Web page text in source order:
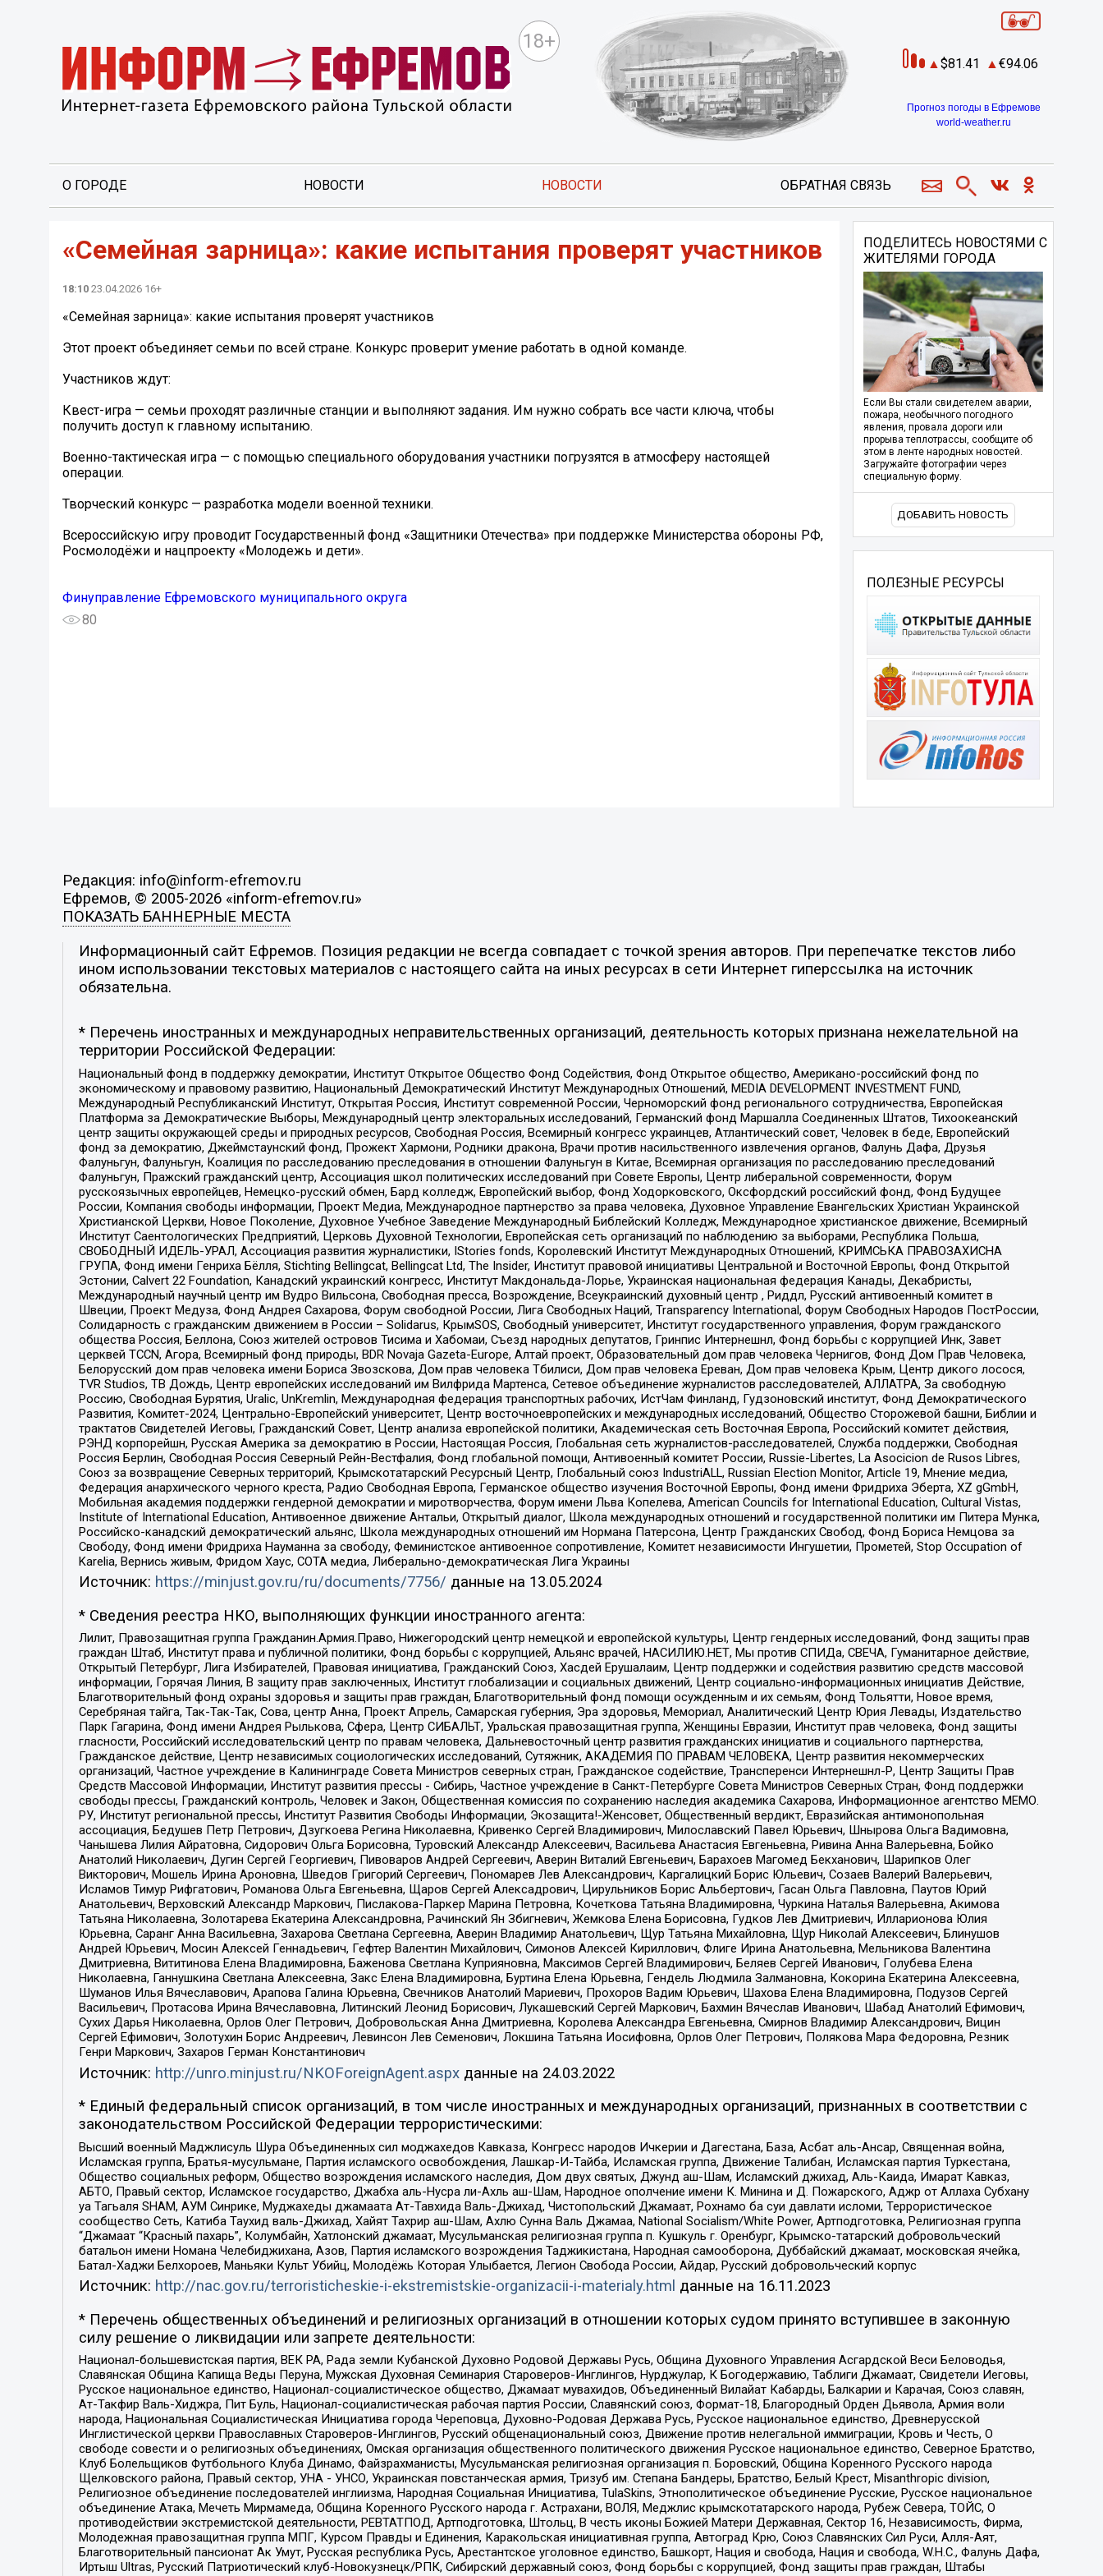
18+
81.41 94.06
Прогноз погоды в Ефремове
world-weather.ru
О ГОРОДЕ НОВОСТИ НОВОСТИ ОБРАТНАЯ СВЯЗЬ
«Семейная зарница»: какие испытания проверят участников
18:10 23.04.2026 16+
«Семейная зарница»: какие испытания проверят участников
Этот проект объединяет семьи по всей стране. Конкурс проверит умение работать в одной команде.
Участников ждут:
Квест-игра — семьи проходят различные станции и выполняют задания. Им нужно собрать все части ключа, чтобы
получить доступ к главному испытанию.
Военно-тактическая игра — с помощью специального оборудования участники погрузятся в атмосферу настоящей
операции.
Творческий конкурс — разработка модели военной техники.
Всероссийскую игру проводит Государственный фонд «Защитники Отечества» при поддержке Министерства обороны РФ,
Росмолодёжи и нацпроекту «Молодежь и дети».
Финуправление Ефремовского муниципального округа
80
ПОДЕЛИТЕСЬ НОВОСТЯМИ С
ЖИТЕЛЯМИ ГОРОДА
Если Вы стали свидетелем аварии,
пожара, необычного погодного
явления, провала дороги или
прорыва теплотрассы, сообщите об
этом в ленте народных новостей.
Загружайте фотографии через
специальную форму.
ДОБАВИТЬ НОВОСТЬ
ПОЛЕЗНЫЕ РЕСУРСЫ
Редакция: info@inform-efremov.ru
Ефремов, © 2005-2026 «inform-efremov.ru»
ПОКАЗАТЬ БАННЕРНЫЕ МЕСТА
Информационный сайт Ефремов. Позиция редакции не всегда совпадает с точкой зрения авторов. При перепечатке текстов либо
ином использовании текстовых материалов с настоящего сайта на иных ресурсах в сети Интернет гиперссылка на источник
обязательна.
* Перечень иностранных и международных неправительственных организаций, деятельность которых признана нежелательной на
территории Российской Федерации:
Национальный фонд в поддержку демократии, Институт Открытое Общество Фонд Содействия, Фонд Открытое общество, Американо-российский фонд по
экономическому и правовому развитию, Национальный Демократический Институт Международных Отношений, MEDIA DEVELOPMENT INVESTMENT FUND,
Международный Республиканский Институт, Открытая Россия, Институт современной России, Черноморский фонд регионального сотрудничества, Европейская
Платформа за Демократические Выборы, Международный центр электоральных исследований, Германский фонд Маршалла Соединенных Штатов, Тихоокеанский
центр защиты окружающей среды и природных ресурсов, Свободная Россия, Всемирный конгресс украинцев, Атлантический совет, Человек в беде, Европейский
фонд за демократию, Джеймстаунский фонд, Прожект Хармони, Родники дракона, Врачи против насильственного извлечения органов, Фалунь Дафа, Друзья
Фалуньгун, Фалуньгун, Коалиция по расследованию преследования в отношении Фалуньгун в Китае, Всемирная организация по расследованию преследований
Фалуньгун, Пражский гражданский центр, Ассоциация школ политических исследований при Совете Европы, Центр либеральной современности, Форум
русскоязычных европейцев, Немецко-русский обмен, Бард колледж, Европейский выбор, Фонд Ходорковского, Оксфордский российский фонд, Фонд Будущее
России, Компания свободы информации, Проект Медиа, Международное партнерство за права человека, Духовное Управление Евангельских Христиан Украинской
Христианской Церкви, Новое Поколение, Духовное Учебное Заведение Международный Библейский Колледж, Международное христианское движение, Всемирный
Институт Саентологических Предприятий, Церковь Духовной Технологии, Европейская сеть организаций по наблюдению за выборами, Республика Польша,
СВОБОДНЫЙ ИДЕЛЬ-УРАЛ, Ассоциация развития журналистики, IStories fonds, Королевский Институт Международных Отношений, КРИМСЬКА ПРАВОЗАХИСНА
ГРУПА, Фонд имени Генриха Бёлля, Stichting Bellingcat, Bellingcat Ltd, The Insider, Институт правовой инициативы Центральной и Восточной Европы, Фонд Открытой
Эстонии, Calvert 22 Foundation, Канадский украинский конгресс, Институт Макдональда-Лорье, Украинская национальная федерация Канады, Декабристы,
Международный научный центр им Вудро Вильсона, Свободная пресса, Возрождение, Всеукраинский духовный центр , Риддл, Русский антивоенный комитет в
Швеции, Проект Медуза, Фонд Андрея Сахарова, Форум свободной России, Лига Свободных Наций, Transparеncy International, Форум Свободных Народов ПостРоссии,
Солидарность с гражданским движением в России – Solidarus, КрымSOS, Свободный университет, Институт государственного управления, Форум гражданского
общества Россия, Беллона, Союз жителей островов Тисима и Хабомаи, Съезд народных депутатов, Гринпис Интернешнл, Фонд борьбы с коррупцией Инк, Завет
церквей TCCN, Агора, Всемирный фонд природы, BDR Novaja Gazeta-Europe, Алтай проект, Образовательный дом прав человека Чернигов, Фонд Дом Прав Человека,
Белорусский дом прав человека имени Бориса Звозскова, Дом прав человека Тбилиси, Дом прав человека Ереван, Дом прав человека Крым, Центр дикого лосося,
TVR Studios, ТВ Дождь, Центр европейских исследований им Вилфрида Мартенса, Сетевое объединение журналистов расследователей, АЛЛАТРА, За свободную
Россию, Свободная Бурятия, Uralic, UnKremlin, Международная федерация транспортных рабочих, ИстЧам Финланд, Гудзоновский институт, Фонд Демократического
Развития, Комитет-2024, Центрально-Европейский университет, Центр восточноевропейских и международных исследований, Общество Сторожевой башни, Библии и
трактатов Свидетелей Иеговы, Гражданский Совет, Центр анализа европейской политики, Академическая сеть Восточная Европа, Российский комитет действия,
РЭНД корпорейшн, Русская Америка за демократию в России, Настоящая Россия, Глобальная сеть журналистов-расследователей, Служба поддержки, Свободная
Россия Берлин, Свободная Россия Северный Рейн-Вестфалия, Фонд глобальной помощи, Антивоенный комитет России, Russie-Libertes, La Asocicion de Rusos Libres,
Союз за возвращение Северных территорий, Крымскотатарский Ресурсный Центр, Глобальный союз IndustriALL, Russian Election Monitor, Article 19, Мнение медиа,
Федерация анархического черного креста, Радио Свободная Европа, Германское общество изучения Восточной Европы, Фонд имени Фридриха Эберта, XZ gGmbH,
Мобильная академия поддержки гендерной демократии и миротворчества, Форум имени Льва Копелева, American Councils for International Education, Cultural Vistas,
Institute of International Education, Антивоенное движение Антальи, Открытый диалог, Школа международных отношений и государственной политики им Питера Мунка,
Российско-канадский демократический альянс, Школа международных отношений им Нормана Патерсона, Центр Гражданских Свобод, Фонд Бориса Немцова за
Свободу, Фонд имени Фридриха Науманна за свободу, Феминистское антивоенное сопротивление, Комитет независимости Ингушетии, Прометей, Stop Occupation of
Karelia, Вернись живым, Фридом Хаус, СОТА медиа, Либерально-демократическая Лига Украины
Источник: https://minjust.gov.ru/ru/documents/7756/ данные на 13.05.2024
* Сведения реестра НКО, выполняющих функции иностранного агента:
Лилит, Правозащитная группа Гражданин.Армия.Право, Нижегородский центр немецкой и европейской культуры, Центр гендерных исследований, Фонд защиты прав
граждан Штаб, Институт права и публичной политики, Фонд борьбы с коррупцией, Альянс врачей, НАСИЛИЮ.НЕТ, Мы против СПИДа, СВЕЧА, Гуманитарное действие,
Открытый Петербург, Лига Избирателей, Правовая инициатива, Гражданский Союз, Хасдей Ерушалаим, Центр поддержки и содействия развитию средств массовой
информации, Горячая Линия, В защиту прав заключенных, Институт глобализации и социальных движений, Центр социально-информационных инициатив Действие,
Благотворительный фонд охраны здоровья и защиты прав граждан, Благотворительный фонд помощи осужденным и их семьям, Фонд Тольятти, Новое время,
Серебряная тайга, Так-Так-Так, Сова, центр Анна, Проект Апрель, Самарская губерния, Эра здоровья, Мемориал, Аналитический Центр Юрия Левады, Издательство
Парк Гагарина, Фонд имени Андрея Рылькова, Сфера, Центр СИБАЛЬТ, Уральская правозащитная группа, Женщины Евразии, Институт прав человека, Фонд защиты
гласности, Российский исследовательский центр по правам человека, Дальневосточный центр развития гражданских инициатив и социального партнерства,
Гражданское действие, Центр независимых социологических исследований, Сутяжник, АКАДЕМИЯ ПО ПРАВАМ ЧЕЛОВЕКА, Центр развития некоммерческих
организаций, Частное учреждение в Калининграде Совета Министров северных стран, Гражданское содействие, Трансперенси Интернешнл-Р, Центр Защиты Прав
Средств Массовой Информации, Институт развития прессы - Сибирь, Частное учреждение в Санкт-Петербурге Совета Министров Северных Стран, Фонд поддержки
свободы прессы, Гражданский контроль, Человек и Закон, Общественная комиссия по сохранению наследия академика Сахарова, Информационное агентство МЕМО.
РУ, Институт региональной прессы, Институт Развития Свободы Информации, Экозащита!-Женсовет, Общественный вердикт, Евразийская антимонопольная
ассоциация, Бедушев Петр Петрович, Дзугкоева Регина Николаевна, Кривенко Сергей Владимирович, Милославский Павел Юрьевич, Шнырова Ольга Вадимовна,
Чанышева Лилия Айратовна, Сидорович Ольга Борисовна, Туровский Александр Алексеевич, Васильева Анастасия Евгеньевна, Ривина Анна Валерьевна, Бойко
Анатолий Николаевич, Дугин Сергей Георгиевич, Пивоваров Андрей Сергеевич, Аверин Виталий Евгеньевич, Барахоев Магомед Бекханович, Шарипков Олег
Викторович, Мошель Ирина Ароновна, Шведов Григорий Сергеевич, Пономарев Лев Александрович, Каргалицкий Борис Юльевич, Созаев Валерий Валерьевич,
Исламов Тимур Рифгатович, Романова Ольга Евгеньевна, Щаров Сергей Алексадрович, Цирульников Борис Альбертович, Гасан Ольга Павловна, Паутов Юрий
Анатольевич, Верховский Александр Маркович, Пислакова-Паркер Марина Петровна, Кочеткова Татьяна Владимировна, Чуркина Наталья Валерьевна, Акимова
Татьяна Николаевна, Золотарева Екатерина Александровна, Рачинский Ян Збигневич, Жемкова Елена Борисовна, Гудков Лев Дмитриевич, Илларионова Юлия
Юрьевна, Саранг Анна Васильевна, Захарова Светлана Сергеевна, Аверин Владимир Анатольевич, Щур Татьяна Михайловна, Щур Николай Алексеевич, Блинушов
Андрей Юрьевич, Мосин Алексей Геннадьевич, Гефтер Валентин Михайлович, Симонов Алексей Кириллович, Флиге Ирина Анатольевна, Мельникова Валентина
Дмитриевна, Вититинова Елена Владимировна, Баженова Светлана Куприяновна, Максимов Сергей Владимирович, Беляев Сергей Иванович, Голубева Елена
Николаевна, Ганнушкина Светлана Алексеевна, Закс Елена Владимировна, Буртина Елена Юрьевна, Гендель Людмила Залмановна, Кокорина Екатерина Алексеевна,
Шуманов Илья Вячеславович, Арапова Галина Юрьевна, Свечников Анатолий Мариевич, Прохоров Вадим Юрьевич, Шахова Елена Владимировна, Подузов Сергей
Васильевич, Протасова Ирина Вячеславовна, Литинский Леонид Борисович, Лукашевский Сергей Маркович, Бахмин Вячеслав Иванович, Шабад Анатолий Ефимович,
Сухих Дарья Николаевна, Орлов Олег Петрович, Добровольская Анна Дмитриевна, Королева Александра Евгеньевна, Смирнов Владимир Александрович, Вицин
Сергей Ефимович, Золотухин Борис Андреевич, Левинсон Лев Семенович, Локшина Татьяна Иосифовна, Орлов Олег Петрович, Полякова Мара Федоровна, Резник
Генри Маркович, Захаров Герман Константинович
Источник: http://unro.minjust.ru/NKOForeignAgent.aspxданные на 24.03.2022
* Единый федеральный список организаций, в том числе иностранных и международных организаций, признанных в соответствии с
законодательством Российской Федерации террористическими:
Высший военный Маджлисуль Шура Объединенных сил моджахедов Кавказа, Конгресс народов Ичкерии и Дагестана, База, Асбат аль-Ансар, Священная война,
Исламская группа, Братья-мусульмане, Партия исламского освобождения, Лашкар-И-Тайба, Исламская группа, Движение Талибан, Исламская партия Туркестана,
Общество социальных реформ, Общество возрождения исламского наследия, Дом двух святых, Джунд аш-Шам, Исламский джихад, Аль-Каида, Имарат Кавказ,
АБТО, Правый сектор, Исламское государство, Джабха аль-Нусра ли-Ахль аш-Шам, Народное ополчение имени К. Минина и Д. Пожарского, Аджр от Аллаха Субхану
уа Тагьаля SHAM, АУМ Синрике, Муджахеды джамаата Ат-Тавхида Валь-Джихад, Чистопольский Джамаат, Рохнамо ба суи давлати исломи, Террористическое
сообщество Сеть, Катиба Таухид валь-Джихад, Хайят Тахрир аш-Шам, Ахлю Сунна Валь Джамаа, National Socialism/White Power, Артподготовка, Религиозная группа
“Джамаат “Красный пахарь”, Колумбайн, Хатлонский джамаат, Мусульманская религиозная группа п. Кушкуль г. Оренбург, Крымско-татарский добровольческий
батальон имени Номана Челебиджихана, Азов, Партия исламского возрождения Таджикистана, Народная самооборона, Дуббайский джамаат, московская ячейка,
Батал-Хаджи Белхороев, Маньяки Культ Убийц, Молодёжь Которая Улыбается, Легион Свобода России, Айдар, Русский добровольческий корпус
Источник: http://nac.gov.ru/terroristicheskie-i-ekstremistskie-organizacii-i-materialy.html данные на 16.11.2023
* Перечень общественных объединений и религиозных организаций в отношении которых судом принято вступившее в законную
силу решение о ликвидации или запрете деятельности:
Национал-большевистская партия, ВЕК РА, Рада земли Кубанской Духовно Родовой Державы Русь, Община Духовного Управления Асгардской Веси Беловодья,
Славянская Община Капища Веды Перуна, Мужская Духовная Семинария Староверов-Инглингов, Нурджулар, К Богодержавию, Таблиги Джамаат, Свидетели Иеговы,
Русское национальное единство, Национал-социалистическое общество, Джамаат мувахидов, Объединенный Вилайат Кабарды, Балкарии и Карачая, Союз славян,
Ат-Такфир Валь-Хиджра, Пит Буль, Национал-социалистическая рабочая партия России, Славянский союз, Формат-18, Благородный Орден Дьявола, Армия воли
народа, Национальная Социалистическая Инициатива города Череповца, Духовно-Родовая Держава Русь, Русское национальное единство, Древнерусской
Инглистической церкви Православных Староверов-Инглингов, Русский общенациональный союз, Движение против нелегальной иммиграции, Кровь и Честь, О
свободе совести и о религиозных объединениях, Омская организация общественного политического движения Русское национальное единство, Северное Братство,
Клуб Болельщиков Футбольного Клуба Динамо, Файзрахманисты, Мусульманская религиозная организация п. Боровский, Община Коренного Русского народа
Щелковского района, Правый сектор, УНА - УНСО, Украинская повстанческая армия, Тризуб им. Степана Бандеры, Братство, Белый Крест, Misanthropic division,
Религиозное объединение последователей инглиизма, Народная Социальная Инициатива, TulaSkins, Этнополитическое объединение Русские, Русское национальное
объединение Атака, Мечеть Мирмамеда, Община Коренного Русского народа г. Астрахани, ВОЛЯ, Меджлис крымскотатарского народа, Рубеж Севера, ТОЙС, О
противодействии экстремистской деятельности, РЕВТАТПОД, Артподготовка, Штольц, В честь иконы Божией Матери Державная, Сектор 16, Независимость, Фирма,
Молодежная правозащитная группа МПГ, Курсом Правды и Единения, Каракольская инициативная группа, Автоград Крю, Союз Славянских Сил Руси, Алля-Аят,
Благотворительный пансионат Ак Умут, Русская республика Русь, Арестантское уголовное единство, Башкорт, Нация и свобода, Нация и свобода, W.H.С., Фалунь Дафа,
Иртыш Ultras, Русский Патриотический клуб-Новокузнецк/РПК, Сибирский державный союз, Фонд борьбы с коррупцией, Фонд защиты прав граждан, Штабы